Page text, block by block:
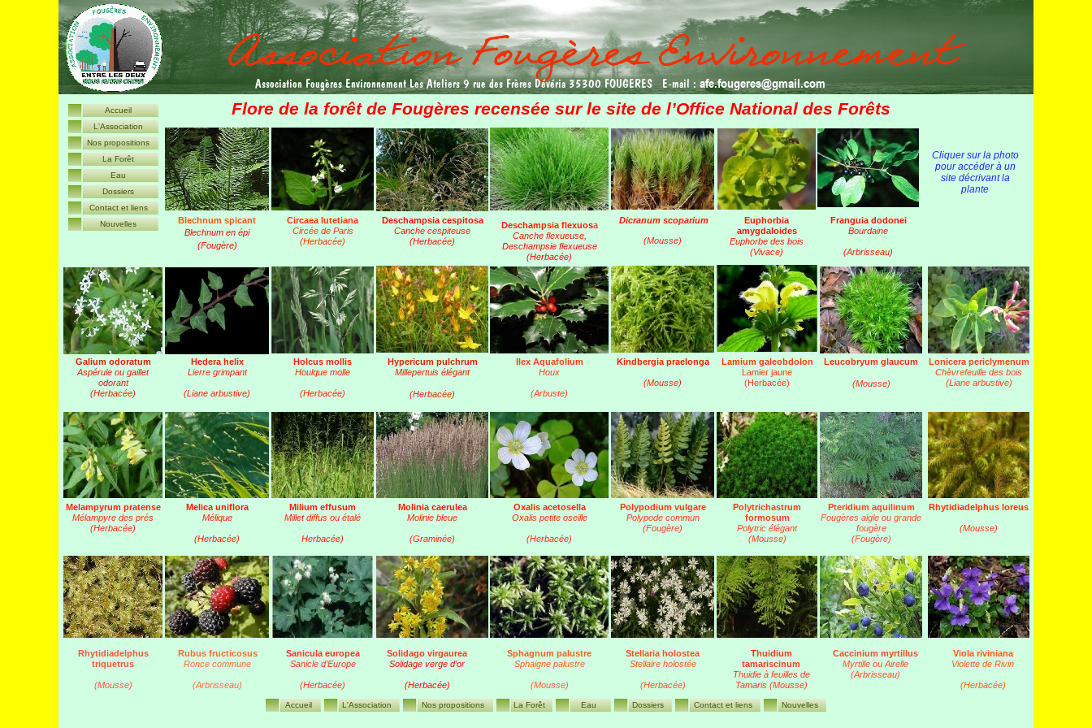
AssociationFougèresEnvironnement Les Ateliers 9 rue des Frères Dévéria 35300 FOUGERES E-mail : afe.fougeres@gmail.com
Accueil
L'Association
Nos propositions
La Forêt
Eau
Dossiers
Contact et liens
Nouvelles
Accueil L'Association Nos propositions La Forêt Eau Dossiers Contact et liens Nouvelles
Blechnum spicant
Blechnum en épi
(Fougère)
Deschampsia cespitosa
Canche cespiteuse
(Herbacée)
Holcus mollis
Houlque molle
(Herbacée)
Circaea lutetiana
Circée de Paris
(Herbacée)
Deschampsia flexuosa
Canche flexueuse,
Deschampsie flexueuse
(Herbacée)
Dicranum scoparium
(Mousse)
Euphorbia
amygdaloides
Euphorbe des bois
(Vivace)
Galium odoratum
Aspérule ou gaillet
odorant
(Herbacée)
Hedera helix
Lierre grimpant
(Liane arbustive)
Hypericum pulchrum
Millepertuis élégant
(Herbacée)
Ilex Aquafolium
Houx
(Arbuste)
Kindbergia praelonga
(Mousse)
Lamium galeobdolon
Lamier jaune
(Herbacée)
Leucobryum glaucum
(Mousse)
Melampyrum pratense
Mélampyre des prés
(Herbacée)
Melica uniflora
Mélique
(Herbacée)
Milium effusum
Millet diffus ou étalé
Herbacée)
Molinia caerulea
Molinie bleue
(Graminée)
Oxalis acetosella
Oxalis petite oseille
(Herbacée)
Polypodium vulgare
Polypode commun
(Fougère)
Polytrichastrum
formosum
Polytric élégant
(Mousse)
Pteridium aquilinum
Fougères aigle ou grande
fougère
(Fougère)
Rhytidiadelphus
triquetrus
(Mousse)
Rubus fructicosus
Ronce commune
(Arbrisseau)
Sanicula europea
Sanicle d’Europe
(Herbacée)
Solidago virgaurea
Solidage verge d’or
(Herbacée)
Sphagnum palustre
Sphaigne palustre
(Mousse)
Stellaria holostea
Stellaire holostée
(Herbacée)
Thuidium
tamariscinum
Thuidie à feuilles de
Tamaris (Mousse)
Caccinium myrtillus
Myrtille ou Airelle
(Arbrisseau)
Franguia dodonei
Bourdaine
(Arbrisseau)
Lonicera periclymenum
Chèvrefeuille des bois
(Liane arbustive)
Rhytidiadelphus loreus
(Mousse)
Viola riviniana
Violette de Rivin
(Herbacée)
Cliquer sur la photo
pour accéder à un
site décrivant la
plante
Flore de la forêt de Fougères recensée sur le site de l’Office National des Forêts